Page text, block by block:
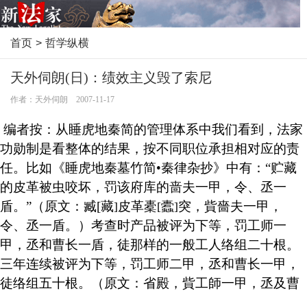
首页 > 哲学纵横
天外伺朗(日)：绩效主义毁了索尼
作者：天外伺朗 2007-11-17
编者按：从睡虎地秦简的管理体系中我们看到，法家
功勋制是看整体的结果，按不同职位承担相对应的责
任。比如《睡虎地秦墓竹简•秦律杂抄》中有：“贮藏
的皮革被虫咬坏，罚该府库的啬夫一甲，令、丞一
盾。”（原文：臧[藏]皮革橐[蠹]突， 貲嗇夫一甲，
令、丞一盾。）考查时产品被评为下等，罚工师一
甲，丞和曹长一盾，徒那样的一般工人络组二十根。
三年连续被评为下等，罚工师二甲，丞和曹长一甲，
徒络组五十根。（原文：省殿， 貲工師一甲，丞及曹